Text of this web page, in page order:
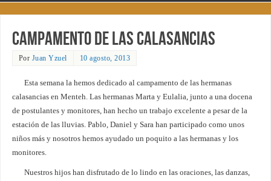
Campamento de las calasancias
Por Juan Yzuel 10 agosto, 2013
Esta semana la hemos dedicado al campamento de las hermanas
calasancias en Menteh. Las hermanas Marta y Eulalia, junto a una docena
de postulantes y monitores, han hecho un trabajo excelente a pesar de la
estación de las lluvias. Pablo, Daniel y Sara han participado como unos
niños más y nosotros hemos ayudado un poquito a las hermanas y los
monitores.
Nuestros hijos han disfrutado de lo lindo en las oraciones, las danzas,